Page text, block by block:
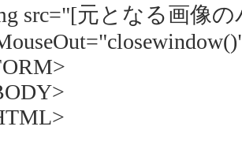
src="[元となる画像の